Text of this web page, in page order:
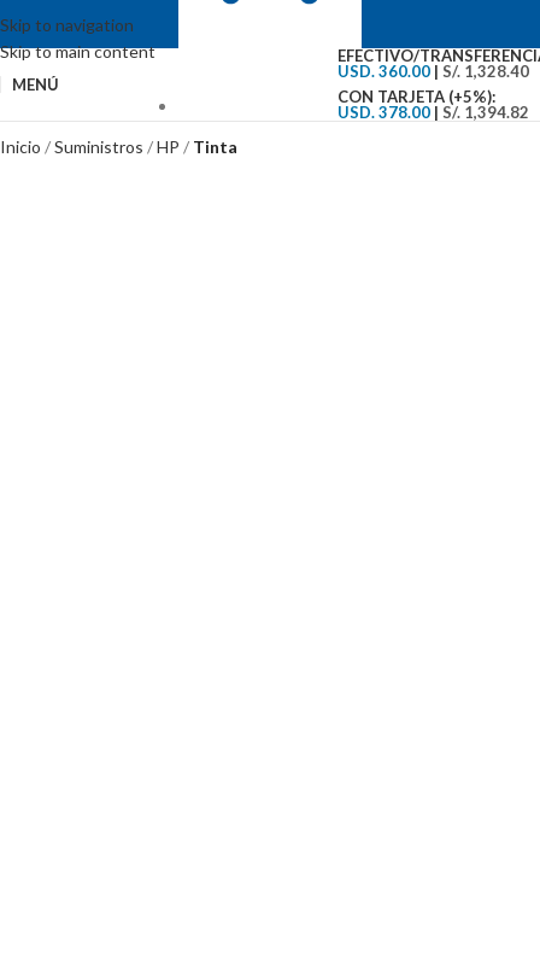
Skip to navigation
Skip to main content
MENÚ
EFECTIVO/
USD. 360.00 | S/. 1,328.40
CON TARJETA (+5%):
USD. 378.00 | S/. 1,394.82
Inicio Suministros HP Tinta